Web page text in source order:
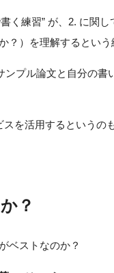
く練習” が、2. に関
？）を理解するという
ンプル論文と自分の
を活用するというの
？
ベストなのか？